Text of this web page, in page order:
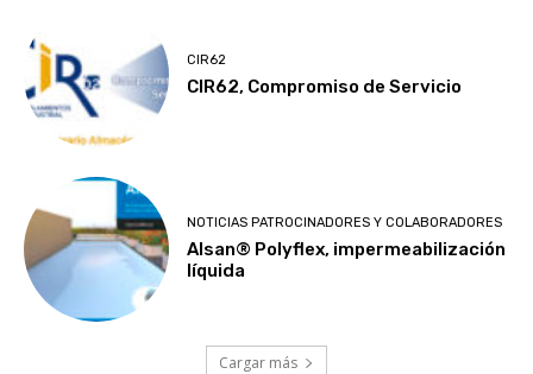
CIR62
CIR62, Compromiso de Servicio
NOTICIAS PATROCINADORES Y COLABORADORES
Alsan® Polyflex, impermeabilización
líquida
Cargar más